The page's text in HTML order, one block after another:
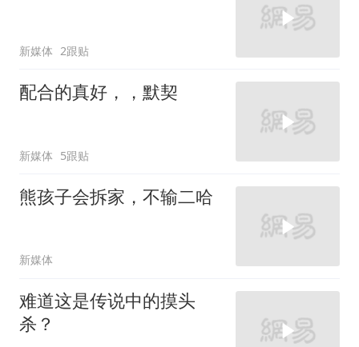
新媒体 2跟贴
配合的真好，，默契
新媒体 5跟贴
熊孩子会拆家，不输二哈
新媒体
难道这是传说中的摸头
杀？